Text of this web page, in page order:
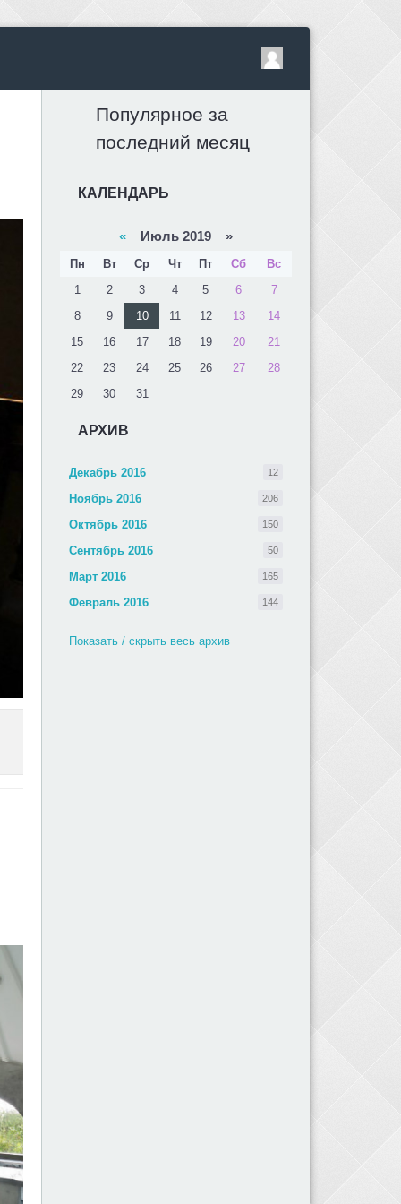
Популярное за
последний месяц
КАЛЕНДАРЬ
« Июль 2019 »
Пн Вт Ср Чт Пт Сб
Вс
1
2 3 4 5 6
7
8
9 10 11 12 13
14
15
16 17 18 19 20
21
22
23 24 25 26 27
28
29
30 31
АРХИВ
Декабрь 2016 12
Ноябрь 2016 206
Октябрь 2016 150
Сентябрь 2016 50
Март 2016 165
Февраль 2016 144
Показать / скрыть весь архив